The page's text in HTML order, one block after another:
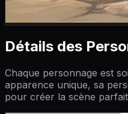
Détails des
Chaque personnage est
apparence unique, sa
pour créer la scène